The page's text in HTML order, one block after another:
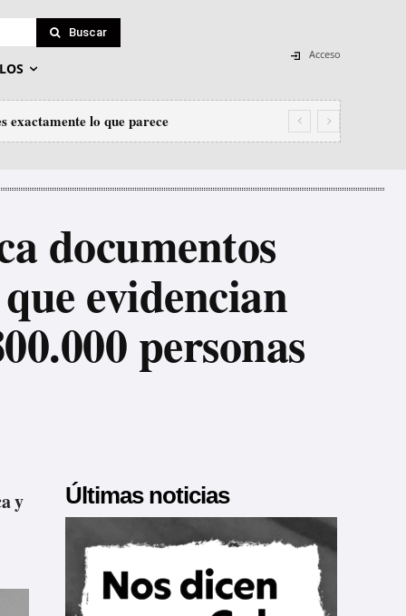
Buscar
Acceso
exactamente lo que parece
ha fracasado
documentos
evidencian
personas
y Últimas noticias